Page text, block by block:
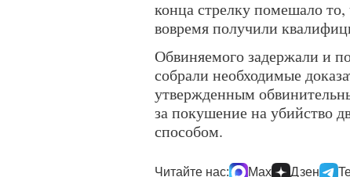
конца стрелку помешало
вовремя получили
Обвиняемого задержали и
собрали необходимые
утвержденным
за покушение на убийство
способом.
Читайте нас: Max Дзен